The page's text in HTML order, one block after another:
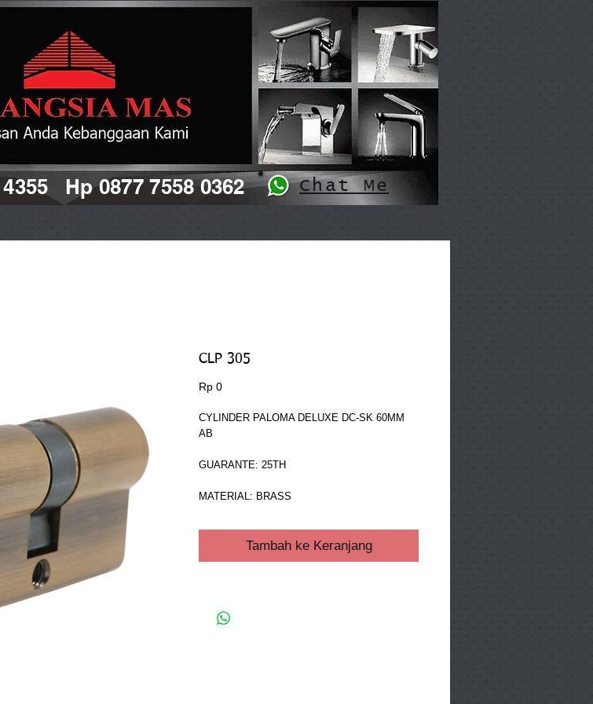
Hp 0877 7558 0362 Chat Me
CLP 305
Rp 0Harga
CYLINDER PALOMA DELUXE DC-SK 60MM
AB
GUARANTE: 25TH
MATERIAL: BRASS
Tambah ke Keranjang